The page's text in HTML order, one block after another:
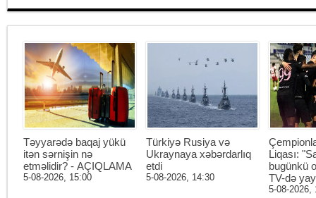
Təyyarədə baqaj yükü
itən sərnişin nə
etməlidir? - AÇIQLAMA
5-08-2026, 15:00
Türkiyə Rusiya və
Ukraynaya xəbərdarlıq
etdi
5-08-2026, 14:30
Liqası:
bugünkü
TV-də
5-08-2026,